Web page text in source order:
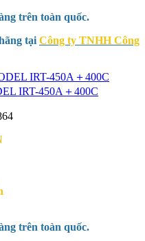
trên toàn quốc.
tại Công ty TNHH Công
IRT-450A＋400C
trên toàn quốc.